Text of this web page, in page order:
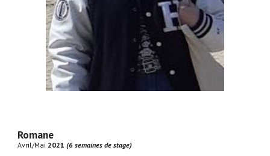
Romane
Avril/Mai 2021(6 semaines de stage)